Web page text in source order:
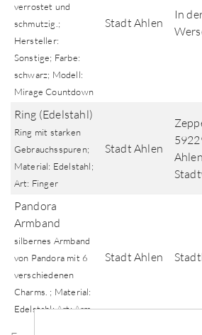
verrostet und
schmutzig.;
Hersteller:
Sonstige; Farbe:
schwarz; Modell:
Mirage Countdown
Stadt Ahlen
In
Ring (Edelstahl)
Ring mit starken
Gebrauchsspuren;
Material: Edelstahl;
Art: Finger
Stadt Ahlen
Pandora
Armband
silbernes Armband
von Pandora mit 6
verschiedenen
Charms. ; Material:
Edelstahl; Art: Arm
Stadt Ahlen